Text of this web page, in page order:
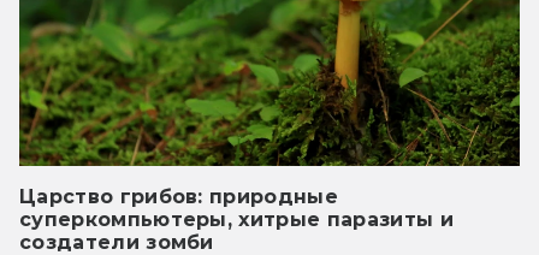
Царство грибов: природные
суперкомпьютеры, хитрые паразиты и
создатели зомби